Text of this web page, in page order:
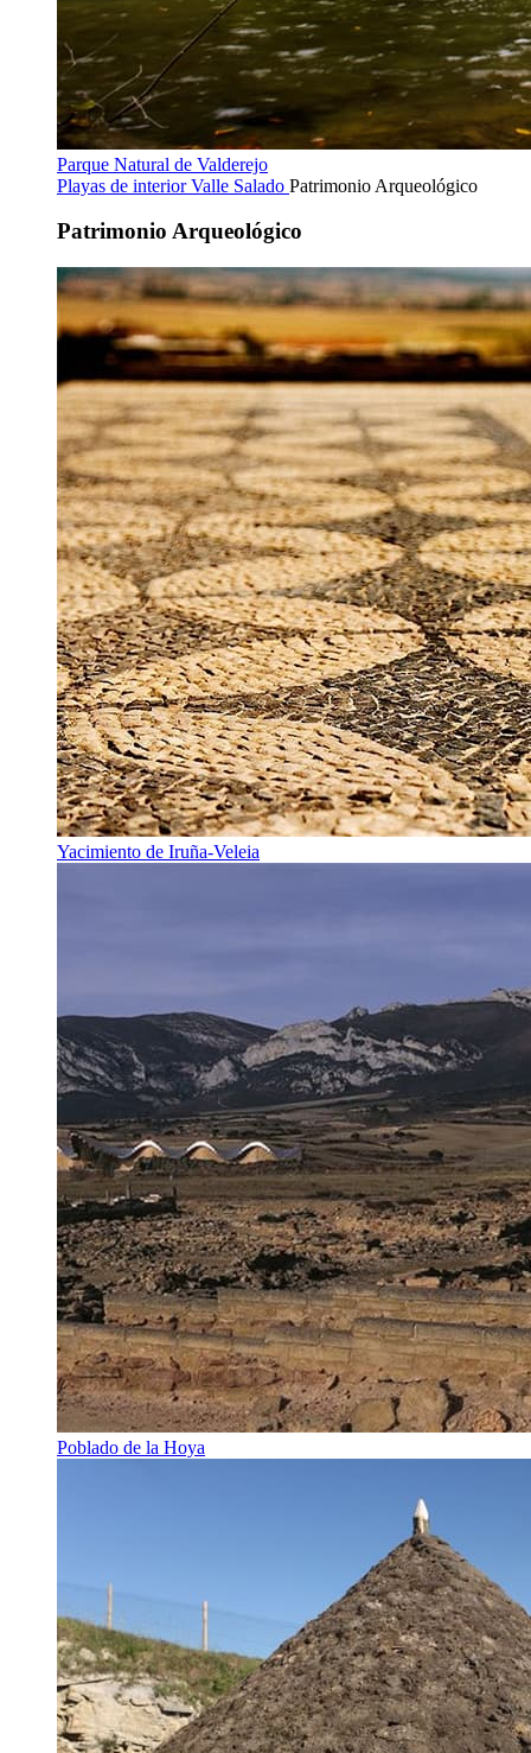
Parque Natural de Valderejo
Playas de interiorValle Salado Patrimonio Arqueológico
Patrimonio Arqueológico
Yacimiento de Iruña-Veleia
Poblado de la Hoya